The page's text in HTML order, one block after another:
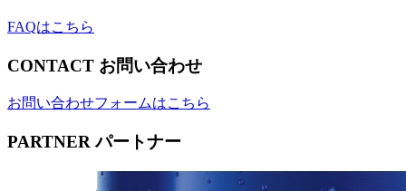
FAQはこちら
CONTACT お問い合わせ
お問い合わせフォームはこちら
PARTNER パートナー